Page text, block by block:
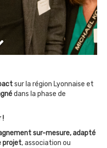
sur la région Lyonnaise et
dans la phase de
!
sur-mesure, adapté
projet, association ou